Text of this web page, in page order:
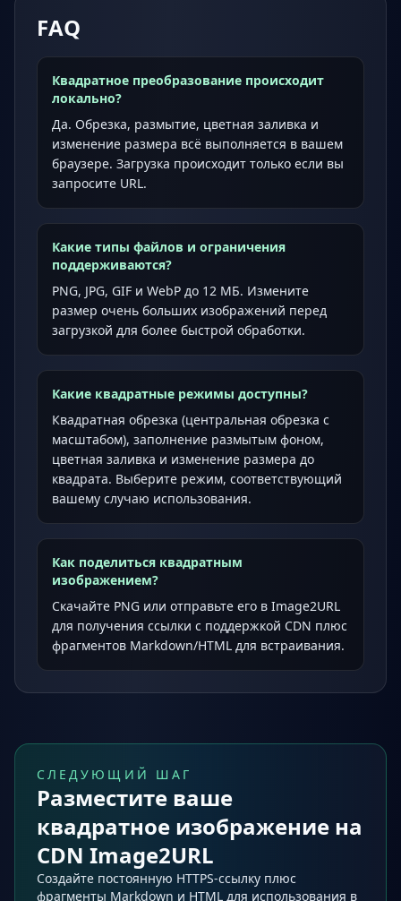
FAQ
Квадратное преобразование происходит
локально?
Да. Обрезка, размытие, цветная заливка и
изменение размера всё выполняется в вашем
браузере. Загрузка происходит только если вы
запросите URL.
Какие типы файлов и ограничения
поддерживаются?
PNG, JPG, GIF и WebP до 12 МБ. Измените
размер очень больших изображений перед
загрузкой для более быстрой обработки.
Какие квадратные режимы доступны?
Квадратная обрезка (центральная обрезка с
масштабом), заполнение размытым фоном,
цветная заливка и изменение размера до
квадрата. Выберите режим, соответствующий
вашему случаю использования.
Как поделиться квадратным
изображением?
Скачайте PNG или отправьте его в Image2URL
для получения ссылки с поддержкой CDN плюс
фрагментов Markdown/HTML для встраивания.
СЛЕДУЮЩИЙ ШАГ
Разместите ваше
квадратное изображение на
CDN Image2URL
Создайте постоянную HTTPS-ссылку плюс
фрагменты Markdown и HTML для использования в